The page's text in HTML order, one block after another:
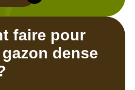
faire pour
dense